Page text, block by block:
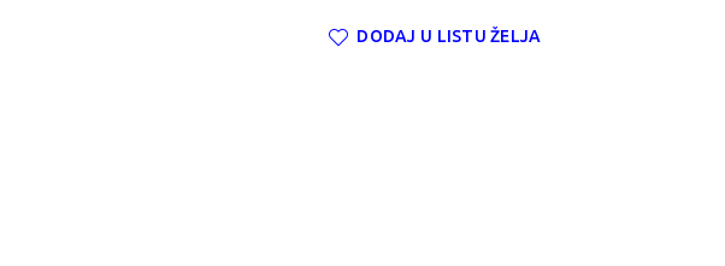
DODAJ U LISTU ŽELJA